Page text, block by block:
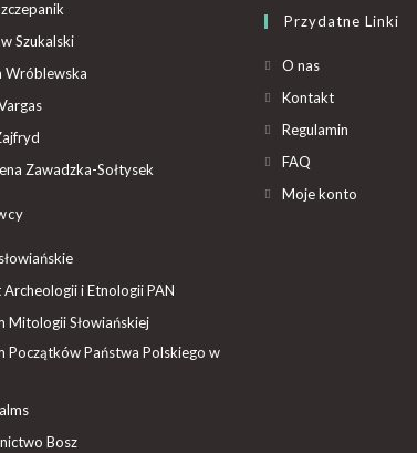
Szukalski
Wróblewska
Zawadzka-Sołtysek
i Etnologii PAN
Mitologii Słowiańskiej
Początków Państwa Polskiego w
Bosz
Przydatne Linki
O nas
Kontakt
Regulamin
FAQ
Moje konto